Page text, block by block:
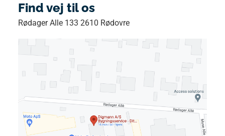
Find vej til os
Rødager Alle 133 2610 Rødovre